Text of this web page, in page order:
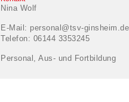
Nina Wolf
E-Mail: personal@tsv-ginsheim.de
Telefon: 06144 3353245
Personal, Aus- und Fortbildung